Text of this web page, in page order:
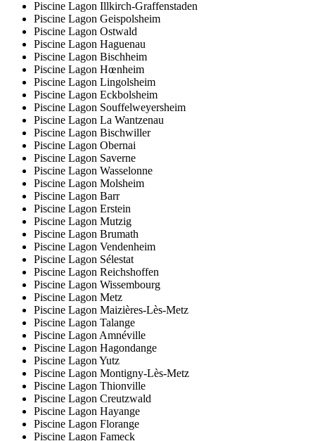
Piscine Lagon Illkirch-Graffenstaden
Piscine Lagon Geispolsheim
Piscine Lagon Ostwald
Piscine Lagon Haguenau
Piscine Lagon Bischheim
Piscine Lagon Hœnheim
Piscine Lagon Lingolsheim
Piscine Lagon Eckbolsheim
Piscine Lagon Souffelweyersheim
Piscine Lagon La Wantzenau
Piscine Lagon Bischwiller
Piscine Lagon Obernai
Piscine Lagon Saverne
Piscine Lagon Wasselonne
Piscine Lagon Molsheim
Piscine Lagon Barr
Piscine Lagon Erstein
Piscine Lagon Mutzig
Piscine Lagon Brumath
Piscine Lagon Vendenheim
Piscine Lagon Sélestat
Piscine Lagon Reichshoffen
Piscine Lagon Wissembourg
Piscine Lagon Metz
Piscine Lagon Maizières-Lès-Metz
Piscine Lagon Talange
Piscine Lagon Amnéville
Piscine Lagon Hagondange
Piscine Lagon Yutz
Piscine Lagon Montigny-Lès-Metz
Piscine Lagon Thionville
Piscine Lagon Creutzwald
Piscine Lagon Hayange
Piscine Lagon Florange
Piscine Lagon Fameck